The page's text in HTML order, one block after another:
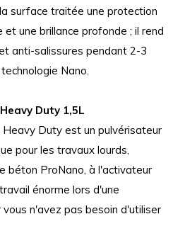
surface traitée une protection
une brillance profonde ; il rend
anti-salissures pendant 2-3
Nano.
Duty 1,5L
Duty est un pulvérisateur
pour les travaux lourds,
béton ProNano, à l'activateur
énorme lors d'une
n'avez pas besoin d'utiliser